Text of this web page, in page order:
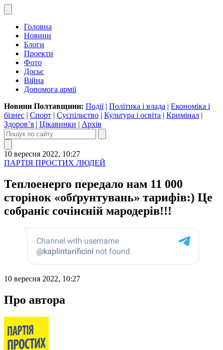
Головна
Новини
Блоги
Проекти
Фото
Досьє
Війна
Допомога армії
Новини Полтавщини: Події| Політика і влада | Економіка і
бізнес | Спорт | Суспільство | Культура і освіта | Кримінал |
Здоров’я | Цікавинки | Архів
10 вересня 2022, 10:27
ПАРТІЯ ПРОСТИХ ЛЮДЕЙ
Теплоенерго передало нам 11 000
сторінок «обґрунтувань» тарифів:) Це
собраніє сочінєній мародерів!!!
10 вересня 2022, 10:27
Про автора